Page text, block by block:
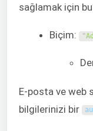
sağlamak için
Biçim:
E-posta ve web
bilgilerinizi bir